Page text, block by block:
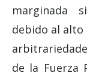
marginada
debido al
de la Fuerza